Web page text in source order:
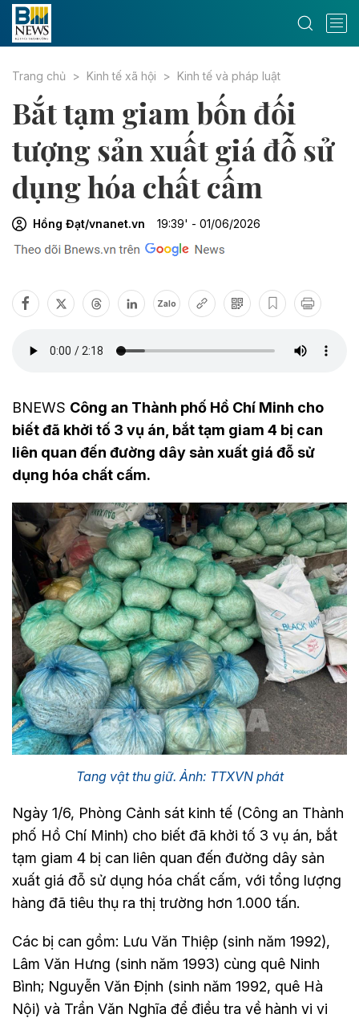
Trang chủ Kinh tế xã hội Kinh tế và pháp luật
Bắt tạm giam bốn đối
tượng sản xuất giá đỗ sử
dụng hóa chất cấm
Hồng Đạt/vnanet.vn 19:39' - 01/06/2026
Zalo
BNEWS Công an Thành phố Hồ Chí Minh cho
biết đã khởi tố 3 vụ án, bắt tạm giam 4 bị can
liên quan đến đường dây sản xuất giá đỗ sử
dụng hóa chất cấm.
Tang vật thu giữ. Ảnh: TTXVN phát
Ngày 1/6, Phòng Cảnh sát kinh tế (Công an Thành
phố Hồ Chí Minh) cho biết đã khởi tố 3 vụ án, bắt
tạm giam 4 bị can liên quan đến đường dây sản
xuất giá đỗ sử dụng hóa chất cấm, với tổng lượng
hàng đã tiêu thụ ra thị trường hơn 1.000 tấn.
Các bị can gồm: Lưu Văn Thiệp (sinh năm 1992),
Lâm Văn Hưng (sinh năm 1993) cùng quê Ninh
Bình; Nguyễn Văn Định (sinh năm 1992, quê Hà
Nội) và Trần Văn Nghĩa để điều tra về hành vi vi